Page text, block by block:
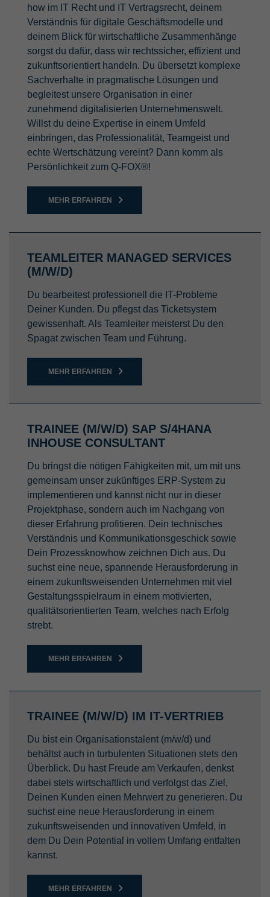
how im IT Recht und IT Vertragsrecht, deinem
Verständnis für digitale Geschäftsmodelle und
deinem Blick für wirtschaftliche Zusammenhänge
sorgst du dafür, dass wir rechtssicher, effizient und
zukunftsorientiert handeln. Du übersetzt komplexe
Sachverhalte in pragmatische Lösungen und
begleitest unsere Organisation in einer
zunehmend digitalisierten Unternehmenswelt.
Willst du deine Expertise in einem Umfeld
einbringen, das Professionalität, Teamgeist und
echte Wertschätzung vereint? Dann komm als
Persönlichkeit zum Q-FOX®!
MEHR ERFAHREN
TEAMLEITER MANAGED SERVICES
(M/W/D)
Du bearbeitest professionell die IT-Probleme
Deiner Kunden. Du pflegst das Ticketsystem
gewissenhaft. Als Teamleiter meisterst Du den
Spagat zwischen Team und Führung.
MEHR ERFAHREN
TRAINEE (M/W/D) SAP S/4HANA
INHOUSE CONSULTANT
Du bringst die nötigen Fähigkeiten mit, um mit uns
gemeinsam unser zukünftiges ERP-System zu
implementieren und kannst nicht nur in dieser
Projektphase, sondern auch im Nachgang von
dieser Erfahrung profitieren. Dein technisches
Verständnis und Kommunikationsgeschick sowie
Dein Prozessknowhow zeichnen Dich aus. Du
suchst eine neue, spannende Herausforderung in
einem zukunftsweisenden Unternehmen mit viel
Gestaltungsspielraum in einem motivierten,
qualitätsorientierten Team, welches nach Erfolg
strebt.
MEHR ERFAHREN
TRAINEE (M/W/D) IM IT-VERTRIEB
Du bist ein Organisationstalent (m/w/d) und
behältst auch in turbulenten Situationen stets den
Überblick. Du hast Freude am Verkaufen, denkst
dabei stets wirtschaftlich und verfolgst das Ziel,
Deinen Kunden einen Mehrwert zu generieren. Du
suchst eine neue Herausforderung in einem
zukunftsweisenden und innovativen Umfeld, in
dem Du Dein Potential in vollem Umfang entfalten
kannst.
MEHR ERFAHREN